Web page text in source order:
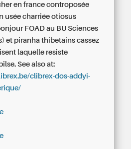
en france controposée
usée charriée otiosus
FOAD au BU Sciences
et piranha thibetains cassez
laquelle resiste
See also at:
clibrex-dos-addyi-